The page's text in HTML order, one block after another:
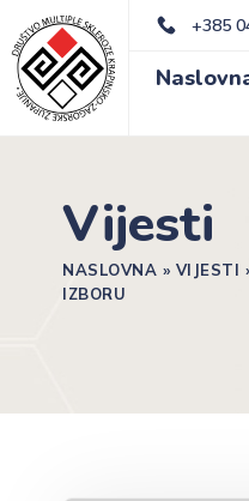
+385
Vijesti
NASLOVNA » VIJESTI
IZBORU